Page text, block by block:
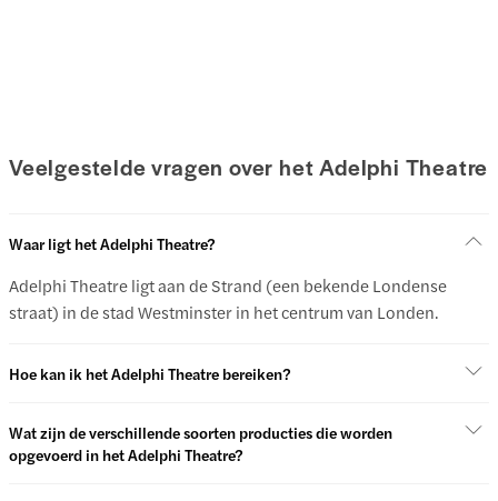
Veelgestelde vragen over het Adelphi Theatre
Waar ligt het Adelphi Theatre?
Adelphi Theatre ligt aan de Strand (een bekende Londense
straat) in de stad Westminster in het centrum van Londen.
Hoe kan ik het Adelphi Theatre bereiken?
Wat zijn de verschillende soorten producties die worden
opgevoerd in het Adelphi Theatre?